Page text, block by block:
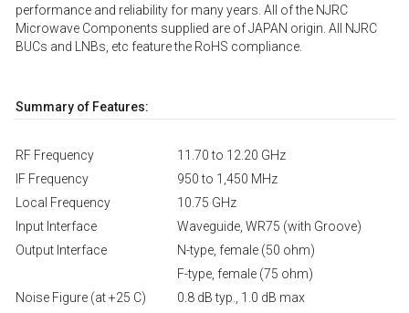
performance and reliability for many years. All of the NJRC
Microwave Components supplied are of JAPAN origin. All NJRC
BUCs and LNBs, etc feature the RoHS compliance.
Summary of Features:
RF Frequency
11.70 to 12.20 GHz
IF Frequency
950 to 1,450 MHz
Local Frequency
10.75 GHz
Input Interface
Waveguide, WR75 (with Groove)
Output Interface
N-type, female (50 ohm)
F-type, female (75 ohm)
Noise Figure (at +25 C)
0.8 dB typ., 1.0 dB max